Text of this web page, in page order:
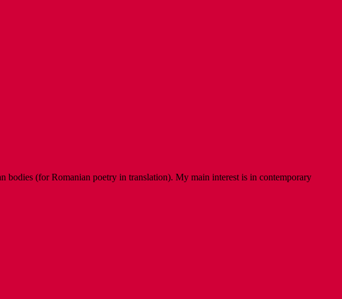
bodies (for Romanian poetry in translation). My main interest is in contemporary